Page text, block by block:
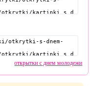
открытки с днем молодежи